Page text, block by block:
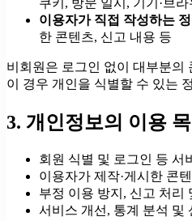
쿠키, 방문 일시, 기기·브
이용자가 직접 작성하는
한 콘텐츠, 신고 내용 등
비회원은 로그인 없이 대부분의
이 경우 개인을 식별할 수 있는
3. 개인정보의 이용 목
회원 식별 및 로그인 등 서
이용자가 제작·게시한 콘
부정 이용 방지, 신고 처리
서비스 개선, 통계 분석 및